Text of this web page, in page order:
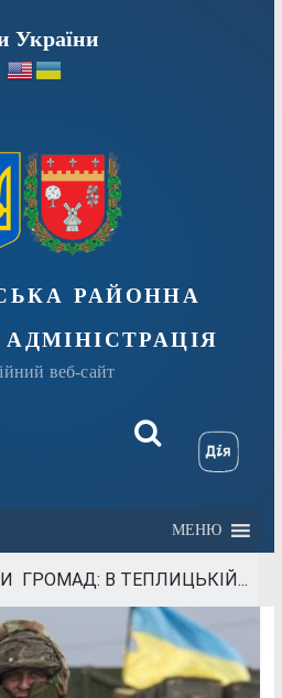
України
районна
веб-сайт
МЕНЮ
ГРОМАД: В ТЕПЛИЦЬКІЙ...